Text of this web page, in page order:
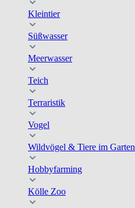
Kleintier
Süßwasser
Meerwasser
Teich
Terraristik
Vogel
Wildvögel & Tiere im Garten
Hobbyfarming
Kölle Zoo